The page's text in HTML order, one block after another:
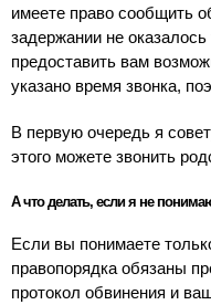
имеете право сообщить
задержании не
предоставить вам
указано время звонка,
В первую очередь я
этого можете звонить
А что делать, если я не
Если вы понимаете
правопорядка обязаны
протокол обвинения и